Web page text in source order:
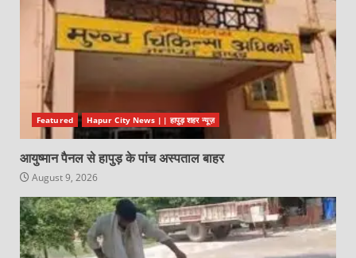
Featured Hapur City News || हापुड़ शहर न्यूज़
आयुष्मान पैनल से हापुड़ के पांच अस्पताल बाहर
August 9, 2026